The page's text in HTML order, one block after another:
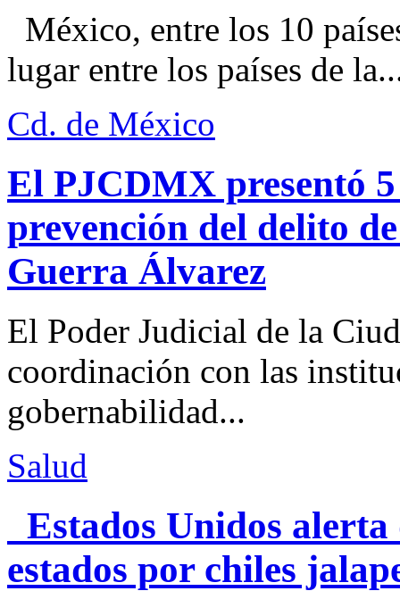
México, entre los 10
lugar entre los países de
Cd. de México
El PJCDMX presentó
prevención del delito
Guerra Álvarez
El Poder Judicial de la
coordinación con las
gobernabilidad...
Salud
Estados Unidos alerta
estados por chiles